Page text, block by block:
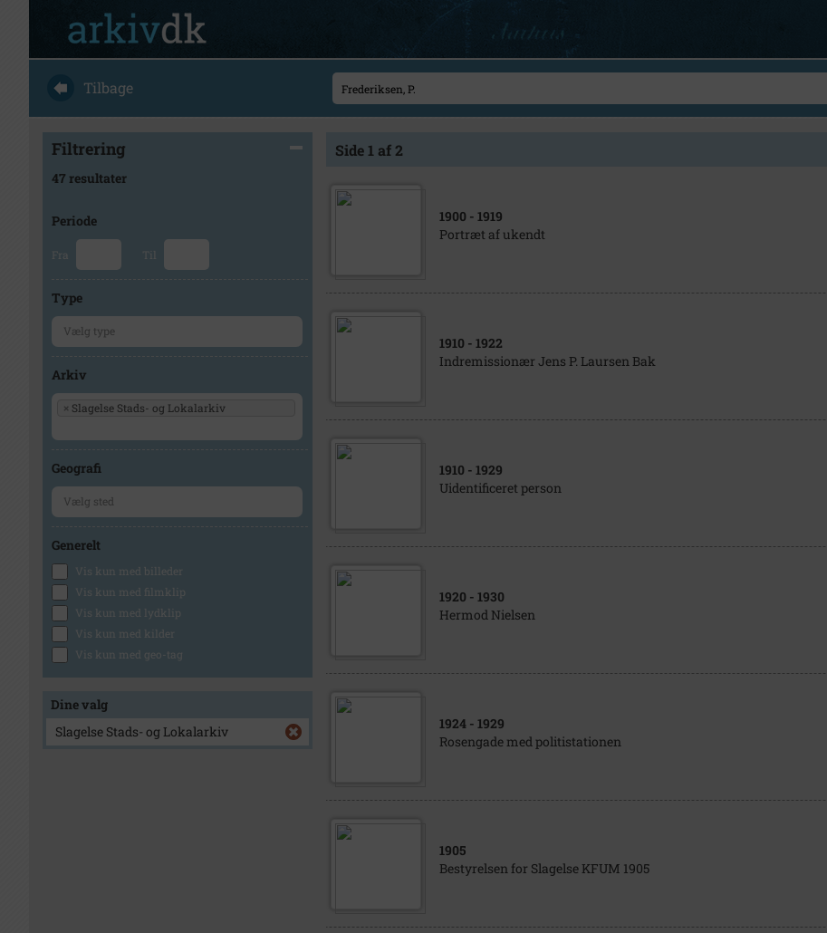
Tilbage
Filtrering
47 resultater
Periode
Fra Til
Type
Arkiv
× Slagelse Stads- og Lokalarkiv
Geografi
Generelt
Vis kun med billeder
Vis kun med filmklip
Vis kun med lydklip
Vis kun med kilder
Vis kun med geo-tag
Dine valg
Slagelse Stads- og Lokalarkiv
Side 1 af 2
1900 - 1919
Portræt af ukendt
1910 - 1922
Indremissionær Jens P. Laursen Bak
1910 - 1929
Uidentificeret person
1920 - 1930
Hermod Nielsen
1924 - 1929
Rosengade med politistationen
1905
Bestyrelsen for Slagelse KFUM 1905